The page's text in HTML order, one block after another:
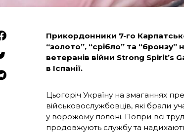
Прикордонники 7-го
“золото”, “срібло” та
ветеранів війни Strong Spirit’s
в Іспанії.
Цьогоріч Україну на змаганнях
військовослужбовців, які брали
у ворожому полоні. Попри всі
продовжують службу та